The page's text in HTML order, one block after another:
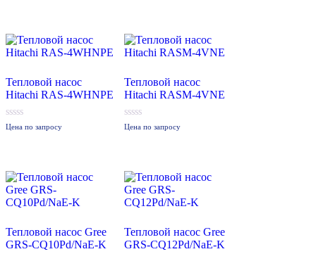
Тепловой насос
Hitachi RAS-4WHNPE
0
Цена по запросу
Тепловой насос
Hitachi RASM-4VNE
0
Цена по запросу
Тепловой насос Gree
GRS-CQ10Pd/NaE-K
Тепловой насос Gree
GRS-CQ12Pd/NaE-K